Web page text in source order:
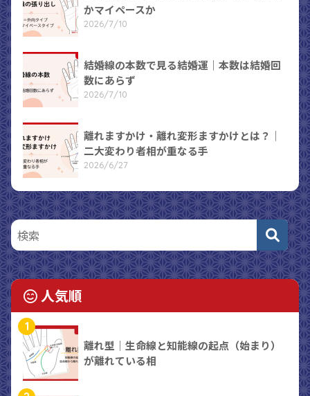
かマイペースか
2026/7/10
結婚線の本数で見る結婚運｜本数は結婚回
数にあらず
2026/7/10
離れますかけ・離れ変形ますかけとは？｜
二大変わり者相が重なる手
2026/6/27
人気順
1
離れ型｜生命線と知能線の起点（始まり）
が離れている相